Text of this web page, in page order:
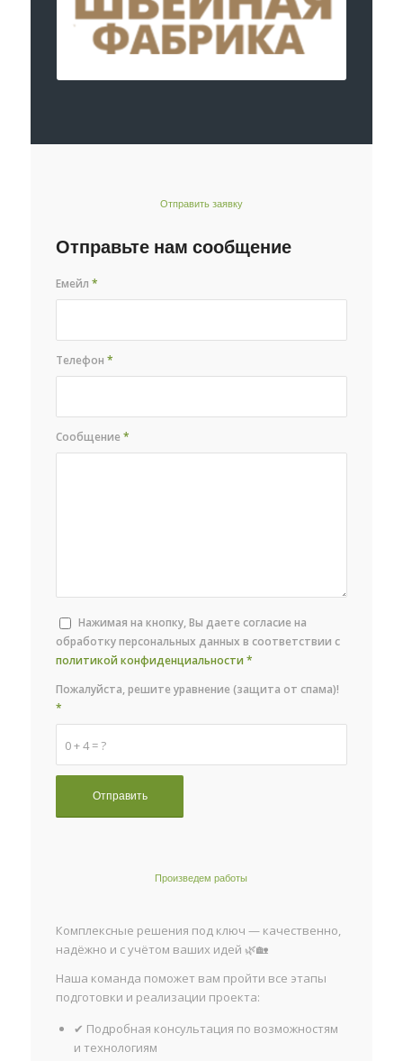
Отправить заявку
Отправьте нам сообщение
Емейл*
Телефон*
Сообщение*
Нажимая на кнопку, Вы даете согласие на
обработку персональных данных в соответствии с
политикой конфиденциальности *
0 + 4 = ?
Пожалуйста, решите уравнение (защита от спама)!
*
Произведем работы
Комплексные решения под ключ — качественно,
надёжно и с учётом ваших идей 🌿🏡
Наша команда поможет вам пройти все этапы
подготовки и реализации проекта:
✔ Подробная консультация по возможностям
и технологиям